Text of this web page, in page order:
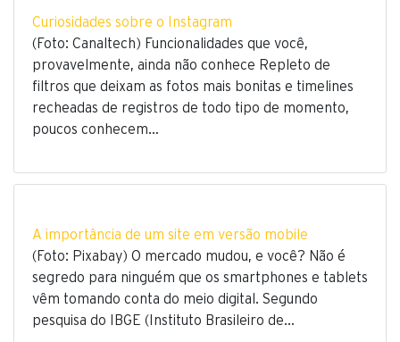
Curiosidades sobre o Instagram
(Foto: Canaltech) Funcionalidades que você,
provavelmente, ainda não conhece Repleto de
filtros que deixam as fotos mais bonitas e timelines
recheadas de registros de todo tipo de momento,
poucos conhecem…
A importância de um site em versão mobile
(Foto: Pixabay) O mercado mudou, e você? Não é
segredo para ninguém que os smartphones e tablets
vêm tomando conta do meio digital. Segundo
pesquisa do IBGE (Instituto Brasileiro de…